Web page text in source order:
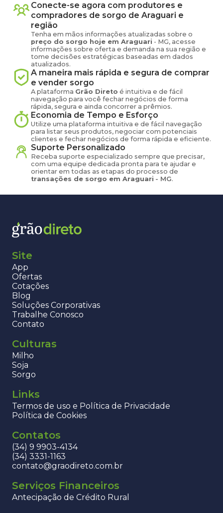
Conecte-se agora com produtores e
compradores de sorgo de Araguari e
região
Tenha em mãos informações atualizadas sobre o
preço do sorgo hoje em Araguari - MG, acesse
informações sobre oferta e demanda na sua região e
tome decisões estratégicas baseadas em dados
atualizados.
A maneira mais rápida e segura de comprar
e vender sorgo
A plataforma Grão Direto é intuitiva e de fácil
navegação para você fechar negócios de forma
rápida, segura e ainda concorrer a prêmios.
Economia de Tempo e Esforço
Utilize uma plataforma intuitiva e de fácil navegação
para listar seus produtos, negociar com potenciais
clientes e fechar negócios de forma rápida e eficiente.
Suporte Personalizado
Receba suporte especializado sempre que precisar,
com uma equipe dedicada pronta para te ajudar e
orientar em todas as etapas do processo de
transações de sorgo em Araguari - MG.
Site
App
Ofertas
Cotações
Blog
Soluções Corporativas
Trabalhe Conosco
Contato
Culturas
Milho
Soja
Sorgo
Links
Termos de uso e Política de Privacidade
Política de Cookies
Contatos
(34) 9 9903-4134
(34) 3331-1163
contato@graodireto.com.br
Serviços Financeiros
Antecipação de Crédito Rural